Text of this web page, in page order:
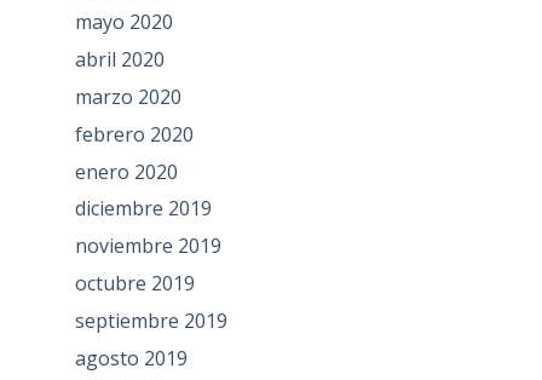
mayo 2020
abril 2020
marzo 2020
febrero 2020
enero 2020
diciembre 2019
noviembre 2019
octubre 2019
septiembre 2019
agosto 2019